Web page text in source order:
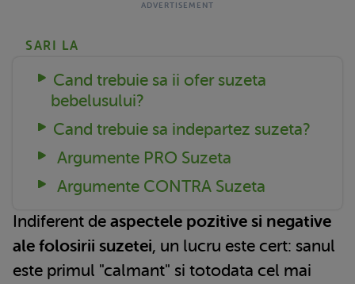
SARI LA
Cand trebuie sa ii ofer suzeta
bebelusului?
Cand trebuie sa indepartez suzeta?
Argumente PRO Suzeta
Argumente CONTRA Suzeta
Indiferent de aspectele pozitive si negative
ale folosirii suzetei, un lucru este cert: sanul
este primul "calmant" si totodata cel mai